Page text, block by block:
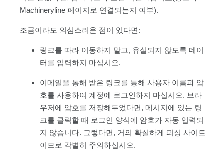
Machineryline 페이지로 연결되는지 여부).
조금이라도 의심스러운 점이 있다면:
링크를 따라 이동하지 말고, 유실되지 않도록 데이
터를 입력하지 마십시오.
이메일을 통해 받은 링크를 통해 사용자 이름과 암
호를 사용하여 계정에 로그인하지 마십시오. 브라
우저에 암호를 저장해두었다면, 메시지에 있는 링
크를 클릭할 때 로그인 양식에 암호가 자동 입력되
지 않습니다. 그렇다면, 거의 확실하게 피싱 사이트
이므로 각별히 주의하십시오.